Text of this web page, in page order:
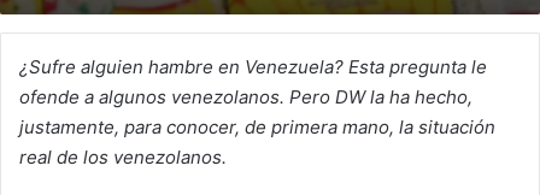
¿Sufre alguien hambre en Venezuela? Esta pregunta le
ofende a algunos venezolanos. Pero DW la ha hecho,
justamente, para conocer, de primera mano, la situación
real de los venezolanos.